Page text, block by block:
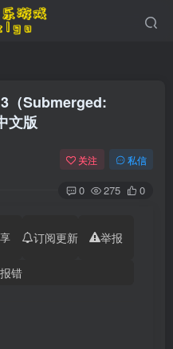
（Submerged:
文版
关注 私信
0 275 0
订阅更新 举报
错